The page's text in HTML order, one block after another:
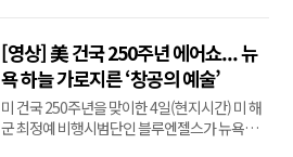
[영상] 美 건국 250주년 에어쇼... 뉴
욕 하늘 가로지른 ‘창공의 예술’
미 건국 250주년을 맞이한 4일(현지시간) 미 해
군 최정예 비행시범단인 블루엔젤스가 뉴욕과